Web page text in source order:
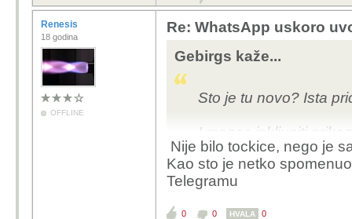
Renesis
18 godina
OFFLINE
Re: WhatsApp uskoro
Gebirgs kaže...
Sto je tu novo? Ista
I mozes iskljuciti
Nije bilo tockice, nego je
Kao sto je netko
Telegramu
0 0 HVALA 0